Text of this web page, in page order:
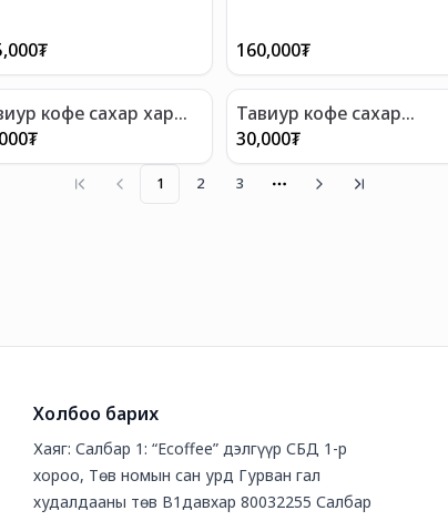
₮ 160,000₮
кофе сахар хар
₮
Тавиур кофе сахар
шаргал
30,000₮
1 2 3 More pages
Холбоо барих
Хаяг: Салбар 1: “Ecoffee” дэлгүүр СБД 1-р
хороо, Төв номын сан урд Гурван гал
худалдааны төв В1давхар 80032255 Салбар